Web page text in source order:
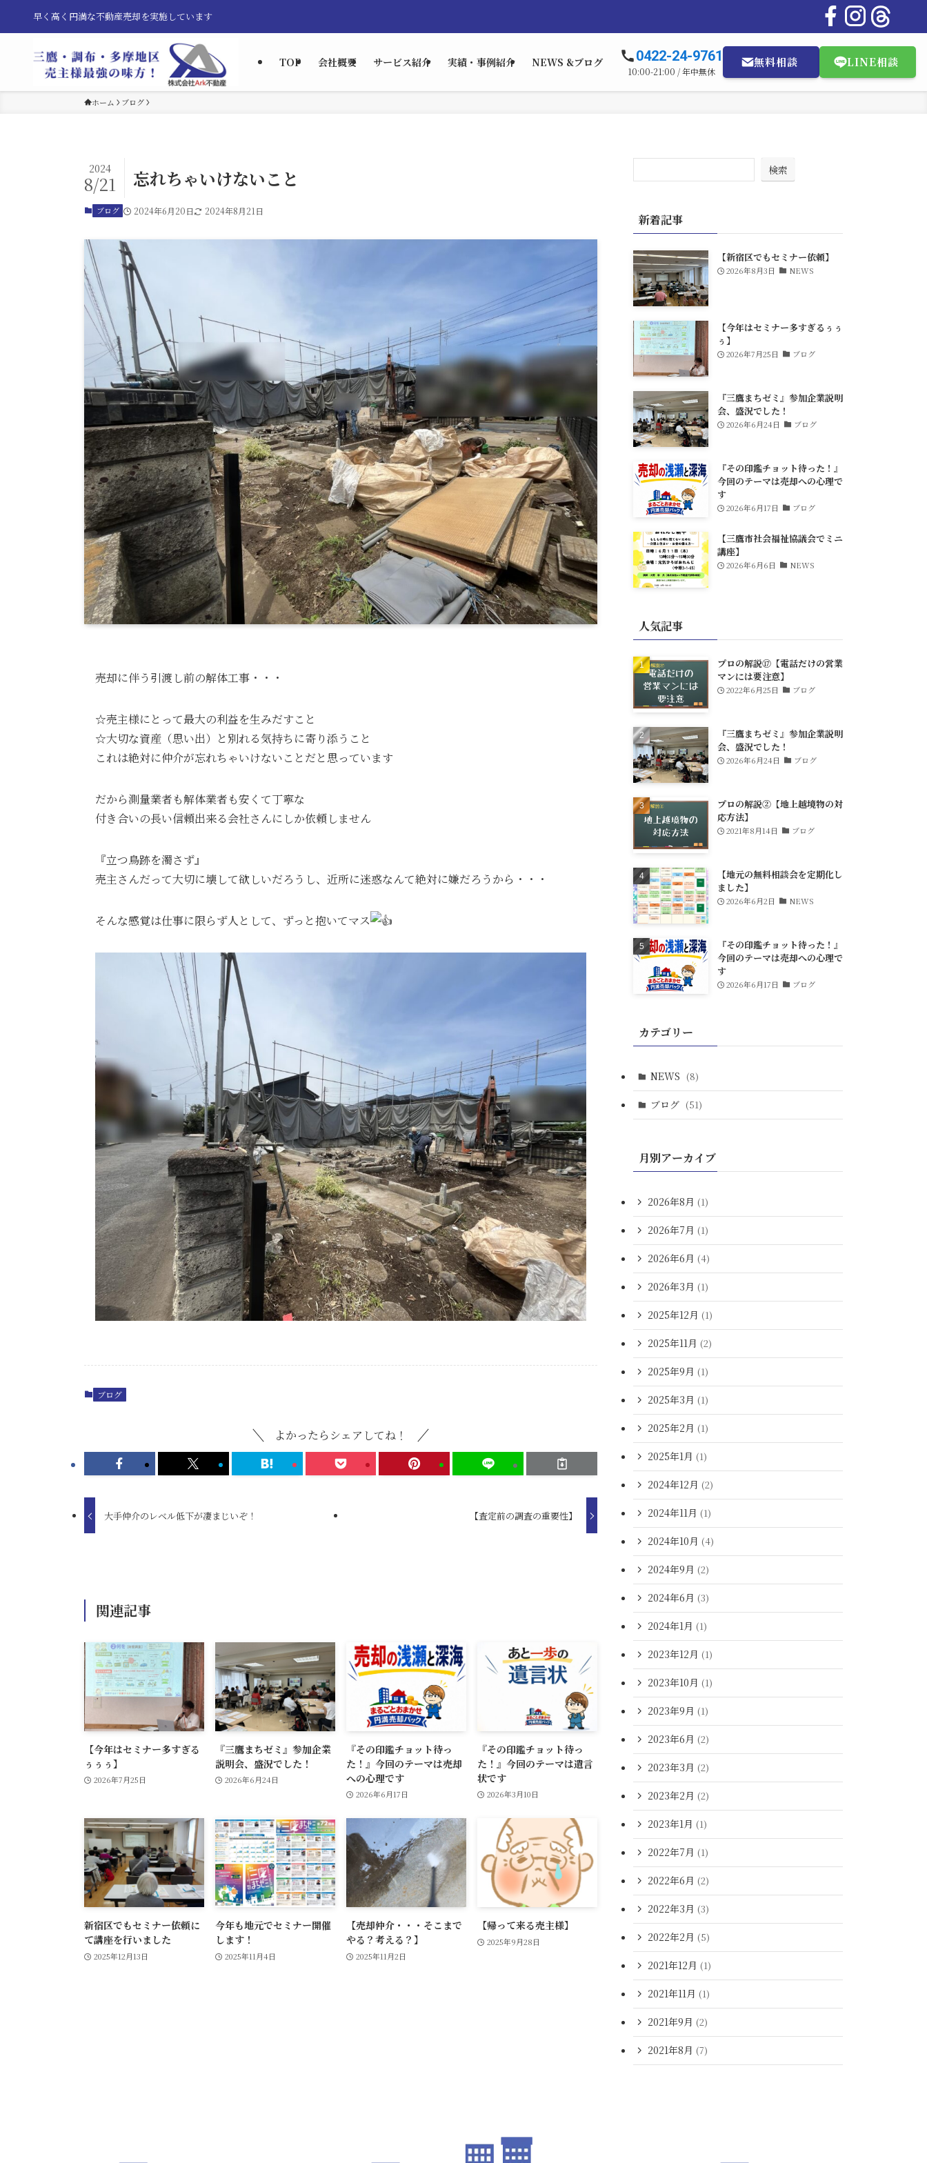
早く高く円満な不動産売却を実施しています
TOP 会社概要 サービス紹介 実績・事例紹介 NEWS &ブログ 0422-24-9761
10:00-21:00 / 年中無休
無料相談 LINE相談
ホーム ブログ
忘れちゃいけないこと
2024
8/21
ブログ 2024年6月20日 2024年8月21日
売却に伴う引渡し前の解体工事・・・
☆売主様にとって最大の利益を生みだすこと
☆大切な資産（思い出）と別れる気持ちに寄り添うこと
これは絶対に仲介が忘れちゃいけないことだと思っています
だから測量業者も解体業者も安くて丁寧な
付き合いの長い信頼出来る会社さんにしか依頼しません
『立つ鳥跡を濁さず』
売主さんだって大切に壊して欲しいだろうし、近所に迷惑なんて絶対に嫌だろうから・・・
そんな感覚は仕事に限らず人として、ずっと抱いてマス
ブログ
よかったらシェアしてね！
大手仲介のレベル低下が凄まじいぞ！ 【査定前の調査の重要性】
関連記事
【今年はセミナー多すぎる
ぅぅぅ】
2026年7月25日
『三鷹まちゼミ』参加企業
説明会、盛況でした！
2026年6月24日
『その印鑑チョット待っ
た！』今回のテーマは売却
への心理です
2026年6月17日
『その印鑑チョット待っ
た！』今回のテーマは遺言
状です
2026年3月10日
新宿区でもセミナー依頼に
て講座を行いました
2025年12月13日
今年も地元でセミナー開催
します！
2025年11月4日
【売却仲介・・・そこまで
やる？考える？】
2025年11月2日
【帰って来る売主様】
2025年9月28日
検索
新着記事
【新宿区でもセミナー依頼】
2026年8月3日 NEWS
【今年はセミナー多すぎるぅぅ
ぅ】
2026年7月25日 ブログ
『三鷹まちゼミ』参加企業説明
会、盛況でした！
2026年6月24日 ブログ
『その印鑑チョット待った！』
今回のテーマは売却への心理で
す
2026年6月17日 ブログ
【三鷹市社会福祉協議会でミニ
講座】
2026年6月6日 NEWS
人気記事
プロの解説⑰【電話だけの営業
マンには要注意】
2022年6月25日 ブログ
『三鷹まちゼミ』参加企業説明
会、盛況でした！
2026年6月24日 ブログ
プロの解説②【地上越境物の対
応方法】
2021年8月14日 ブログ
【地元の無料相談会を定期化し
ました】
2026年6月2日 NEWS
『その印鑑チョット待った！』
今回のテーマは売却への心理で
す
2026年6月17日 ブログ
カテゴリー
NEWS (8)
ブログ (51)
月別アーカイブ
2026年8月 (1)
2026年7月 (1)
2026年6月 (4)
2026年3月 (1)
2025年12月 (1)
2025年11月 (2)
2025年9月 (1)
2025年3月 (1)
2025年2月 (1)
2025年1月 (1)
2024年12月 (2)
2024年11月 (1)
2024年10月 (4)
2024年9月 (2)
2024年6月 (3)
2024年1月 (1)
2023年12月 (1)
2023年10月 (1)
2023年9月 (1)
2023年6月 (2)
2023年3月 (2)
2023年2月 (2)
2023年1月 (1)
2022年7月 (1)
2022年6月 (2)
2022年3月 (3)
2022年2月 (5)
2021年12月 (1)
2021年11月 (1)
2021年9月 (2)
2021年8月 (7)